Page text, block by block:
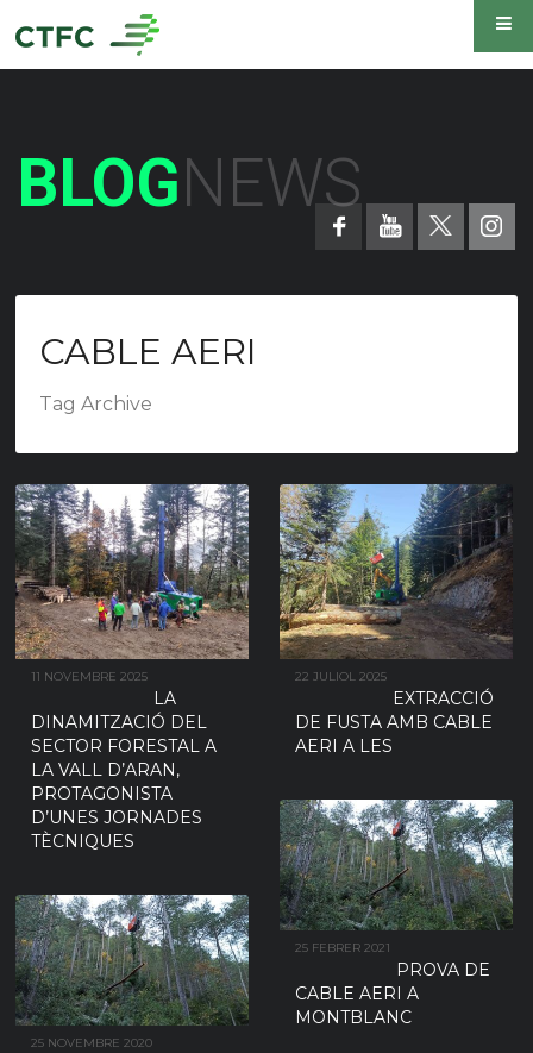
BLOGNEWS
CABLE AERI
Tag Archive
11 NOVEMBRE 2025
LA
DINAMITZACIÓ DEL
SECTOR FORESTAL A
LA VALL D’ARAN,
PROTAGONISTA
D’UNES JORNADES
TÈCNIQUES
22 JULIOL 2025
EXTRACCIÓ
DE FUSTA AMB CABLE
AERI A LES
25 FEBRER 2021
PROVA DE
CABLE AERI A
MONTBLANC
25 NOVEMBRE 2020